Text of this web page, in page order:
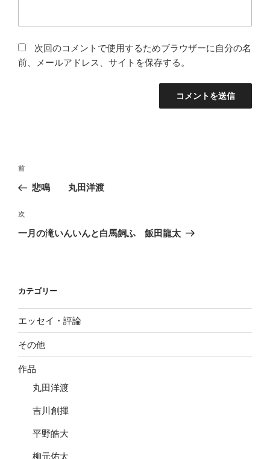
次回のコメントで使用するためブラウザーに自分の名
前、メールアドレス、サイトを保存する。
投
ナ
ビ
ゲ
ン
前
の
稿
前
悲鳴 丸田洋渡
次
次
一月の滝いんいんと白馬飼ふ 飯田龍太
カテゴリー
エッセイ・評論
その他
作品
丸田洋渡
吉川創揮
平野皓大
柳元佑太